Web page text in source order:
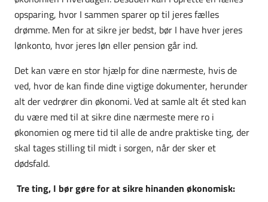
opsparing, hvor I sammen sparer op til jeres fælles
drømme. Men for at sikre jer bedst, bør I have hver jeres
lønkonto, hvor jeres løn eller pension går ind.
Det kan være en stor hjælp for dine nærmeste, hvis de
ved, hvor de kan finde dine vigtige dokumenter, herunder
alt der vedrører din økonomi. Ved at samle alt ét sted kan
du være med til at sikre dine nærmeste mere ro i
økonomien og mere tid til alle de andre praktiske ting, der
skal tages stilling til midt i sorgen, når der sker et
dødsfald.
Tre ting, I bør gøre for at sikre hinanden økonomisk: